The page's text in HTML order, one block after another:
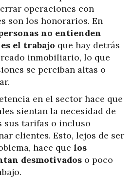
operaciones con
son los honorarios. En
no entienden
el trabajo que hay detrás
inmobiliario, lo que
se perciban altas o
en el sector hace que
sientan la necesidad de
sus tarifas o incluso
clientes. Esto, lejos de ser
hace que los
desmotivados o poco